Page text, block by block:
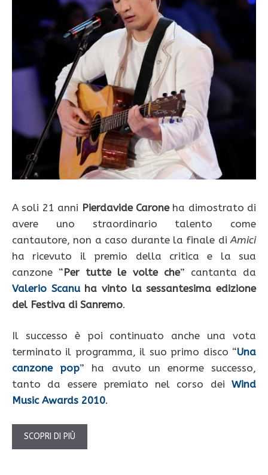
A soli 21 anni Pierdavide Caroneha dimostrato di
avere uno straordinario talento come
cantautore, non a caso durante la finale diAmici
ha ricevuto il premio della critica e la sua
canzone “Per tutte le volte che” cantanta da
Valerio Scanu ha vinto la sessantesima edizione
del Festiva di Sanremo.
Il successo è poi continuato anche una vota
terminato il programma, il suo primo disco “Una
canzone pop” ha avuto un enorme successo,
tanto da essere premiato nel corso dei Wind
Music Awards 2010.
SCOPRI DI PIÙ